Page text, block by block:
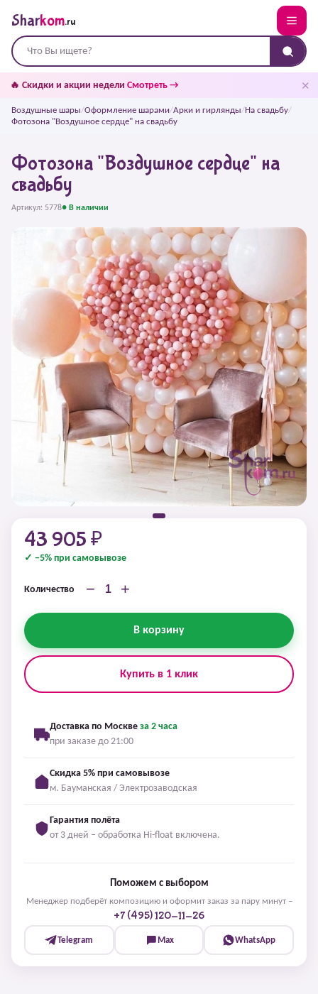
Sharkom.ru
🔥 Скидки и акции недели Смотреть → ✕
Воздушные шары/Оформление шарами/Арки и гирлянды/На свадьбу/
Фотозона "Воздушное сердце" на свадьбу
Фотозона "Воздушное сердце" на
свадьбу
Артикул: 5778● В наличии
43 905 ₽
✓ −5% при самовывозе
Количество − +
В корзину
Купить в 1 клик
Доставка по Москве за 2 часа
при заказе до 21:00
Скидка 5% при самовывозе
м. Бауманская / Электрозаводская
Гарантия полёта
от 3 дней – обработка Hi-float включена.
Поможем с выбором
Менеджер подберёт композицию и оформит заказ за пару минут –
+7 (495) 120-11-26
Telegram Max WhatsApp